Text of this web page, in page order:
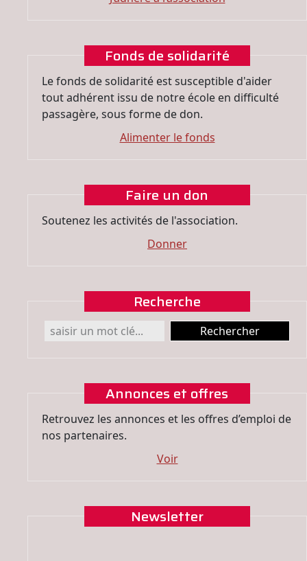
Fonds de solidarité
Le fonds de solidarité est susceptible d'aider
tout adhérent issu de notre école en difficulté
passagère, sous forme de don.
Alimenter le fonds
Faire un don
Soutenez les activités de l'association.
Donner
Recherche
Annonces et offres
Retrouvez les annonces et les offres d’emploi de
nos partenaires.
Voir
Newsletter